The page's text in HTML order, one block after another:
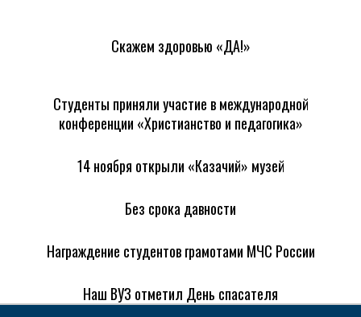
Скажем здоровью «ДА!»
Студенты приняли участие в международной
конференции «Христианство и педагогика»
14 ноября открыли «Казачий» музей
Без срока давности
Награждение студентов грамотами МЧС России
Наш ВУЗ отметил День спасателя